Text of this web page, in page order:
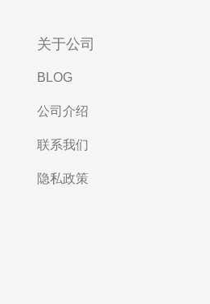
关于公司
BLOG
公司介绍
联系我们
隐私政策